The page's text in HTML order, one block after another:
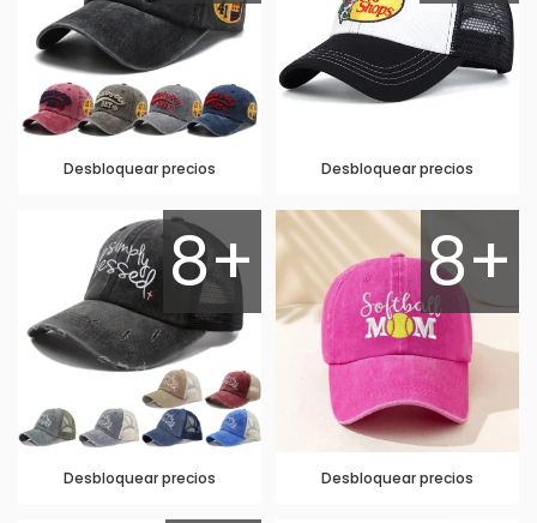
Desbloquear precios Desbloquear precios
8+
Desbloquear precios
8+
Desbloquear precios